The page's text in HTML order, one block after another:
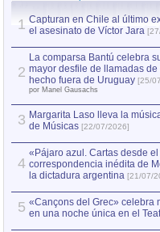
1 Capturan en Chile al último
el asesinato de Víctor Jara
2
La comparsa Bantú celebra
mayor desfile de llamadas
hecho fuera de Uruguay [25/
por Manel Gausachs
3 Margarita Laso lleva la
de Músicas [22/07/2026]
4
«Pájaro azul. Cartas desde
correspondencia inédita de
la dictadura argentina [21/07/
5 «Cançons del Grec» celebra
en una noche única en el